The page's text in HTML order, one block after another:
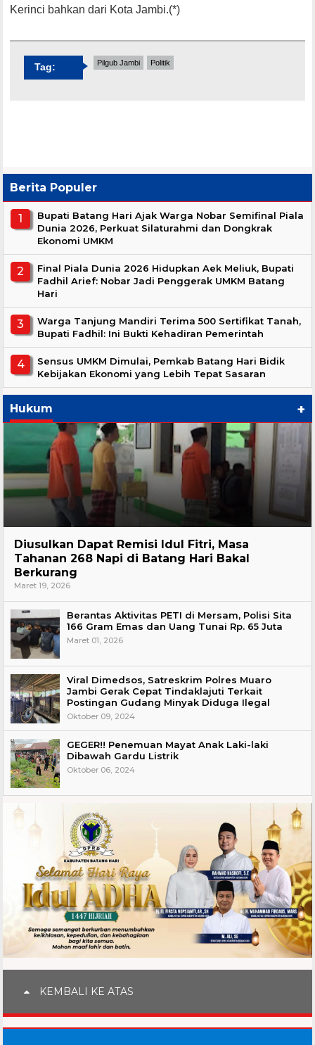
Kerinci bahkan dari Kota Jambi.(*)
Tag: Pilgub Jambi Politik
Berita Populer
Bupati Batang Hari Ajak Warga Nobar Semifinal Piala
Dunia 2026, Perkuat Silaturahmi dan Dongkrak
Ekonomi UMKM
Final Piala Dunia 2026 Hidupkan Aek Meliuk, Bupati
Fadhil Arief: Nobar Jadi Penggerak UMKM Batang
Hari
Warga Tanjung Mandiri Terima 500 Sertifikat Tanah,
Bupati Fadhil: Ini Bukti Kehadiran Pemerintah
Sensus UMKM Dimulai, Pemkab Batang Hari Bidik
Kebijakan Ekonomi yang Lebih Tepat Sasaran
Hukum +
Diusulkan Dapat Remisi Idul Fitri, Masa
Tahanan 268 Napi di Batang Hari Bakal
Berkurang
Maret 19, 2026
Berantas Aktivitas PETI di Mersam, Polisi Sita
166 Gram Emas dan Uang Tunai Rp. 65 Juta
Maret 01, 2026
Viral Dimedsos, Satreskrim Polres Muaro
Jambi Gerak Cepat Tindaklajuti Terkait
Postingan Gudang Minyak Diduga Ilegal
Oktober 09, 2024
GEGER!! Penemuan Mayat Anak Laki-laki
Dibawah Gardu Listrik
Oktober 06, 2024
KEMBALI KE ATAS